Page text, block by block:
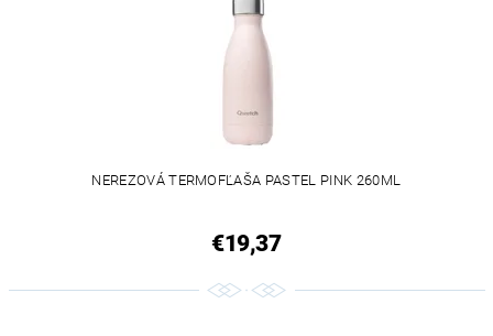
NEREZOVÁ TERMOFĽAŠA PASTEL PINK 260ML
€19,37